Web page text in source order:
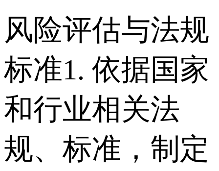
风险评估与法规
标准 1. 依据国家
和行业相关法
规、标准，制定